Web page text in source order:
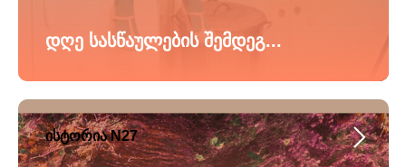
დღე სასწაულების შემდეგ...
ისტორია N27